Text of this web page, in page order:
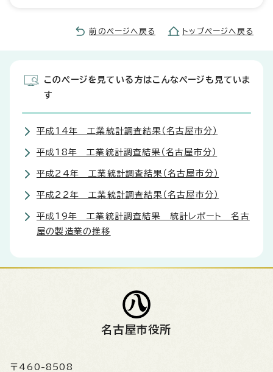
前のページへ戻る トップページへ戻る
このページを見ている方はこんなページも見ていま
す
平成14年 工業統計調査結果（名古屋市分）
平成18年 工業統計調査結果（名古屋市分）
平成24年 工業統計調査結果（名古屋市分）
平成22年 工業統計調査結果（名古屋市分）
平成19年 工業統計調査結果 統計レポート 名古
屋の製造業の推移
名古屋市役所
〒460-8508